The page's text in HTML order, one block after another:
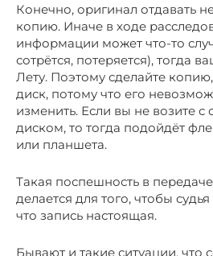
Конечно, оригинал отдавать
копию. Иначе в ходе
информации может что-то
сотрётся, потеряется), тогда
Лету. Поэтому сделайте
диск, потому что его
изменить. Если вы не возите с
диском, то тогда подойдёт
или планшета.
Такая поспешность в
делается для того, чтобы
что запись настоящая.
Бывают и такие ситуации, что